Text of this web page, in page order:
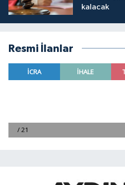
kalacak
Resmi İlanlar